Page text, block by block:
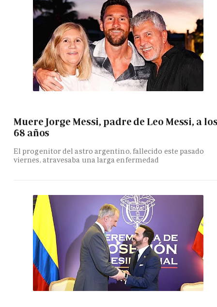
Muere Jorge Messi, padre de Leo Messi, a
68 años
El progenitor del astro argentino, fallecido este pasado
viernes, atravesaba una larga enfermedad